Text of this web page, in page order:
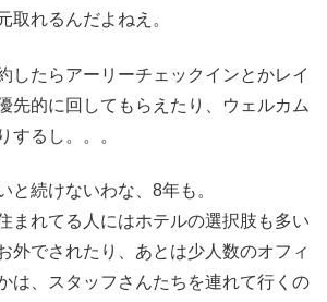
取れるんだよねえ。
したらアーリーチェックインとかレイ
先的に回してもらえたり、ウェルカム
するし。。。
と続けないわな、8年も。
まれてる人にはホテルの選択肢も多い
外でされたり、あとは少人数のオフィ
は、スタッフさんたちを連れて行くの